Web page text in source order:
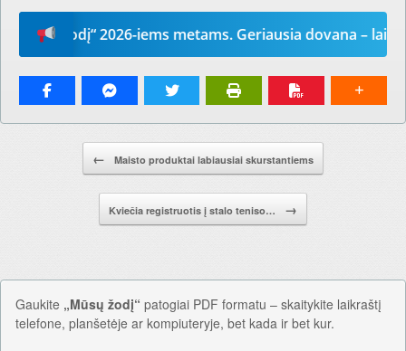
žodį“ 2026-iems metams. Geriausia dovana –
Pranešimo navigacija.
← Maisto produktai labiausiai skurstantiems
Kviečia registruotis į stalo teniso… →
Gaukite „Mūsų žodį“ patogiai PDF formatu – skaitykite laikraštį
telefone, planšetėje ar kompiuteryje, bet kada ir bet kur.